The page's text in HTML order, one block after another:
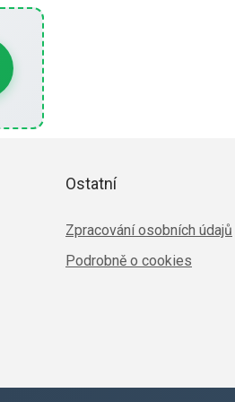
Ostatní
Zpracování osobních údajů
Podrobně o cookies